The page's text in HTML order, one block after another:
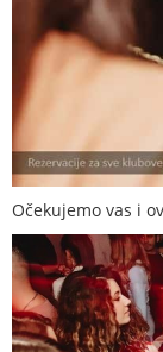
Očekujemo vas i